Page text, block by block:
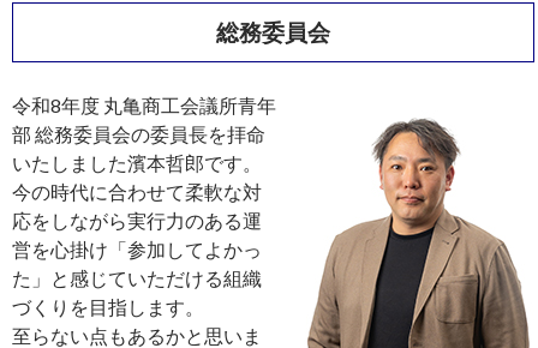
総務委員会
令和8年度 丸亀商工会議所青年
部 総務委員会の委員長を拝命
いたしました濱本哲郎です。
今の時代に合わせて柔軟な対
応をしながら実行力のある運
営を心掛け「参加してよかっ
た」と感じていただける組織
づくりを目指します。
至らない点もあるかと思いま